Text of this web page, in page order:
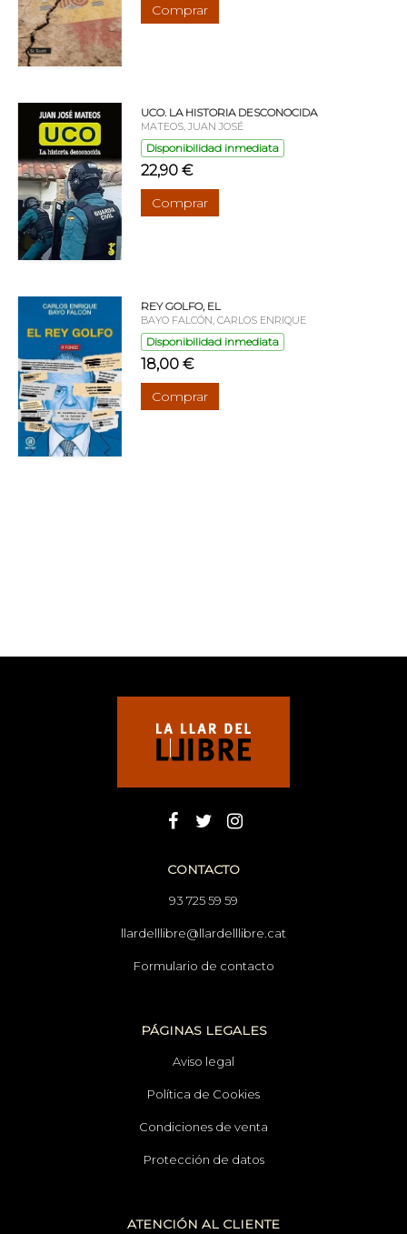
Comprar
UCO. LA HISTORIA DESCONOCIDA
MATEOS, JUAN JOSÉ
Disponibilidad inmediata
22,90 €
Comprar
REY GOLFO, EL
BAYO FALCÓN, CARLOS ENRIQUE
Disponibilidad inmediata
18,00 €
Comprar
CONTACTO
93 725 59 59
llardelllibre@llardelllibre.cat
Formulario de contacto
PÁGINAS LEGALES
Aviso legal
Política de Cookies
Condiciones de venta
Protección de datos
ATENCIÓN AL CLIENTE